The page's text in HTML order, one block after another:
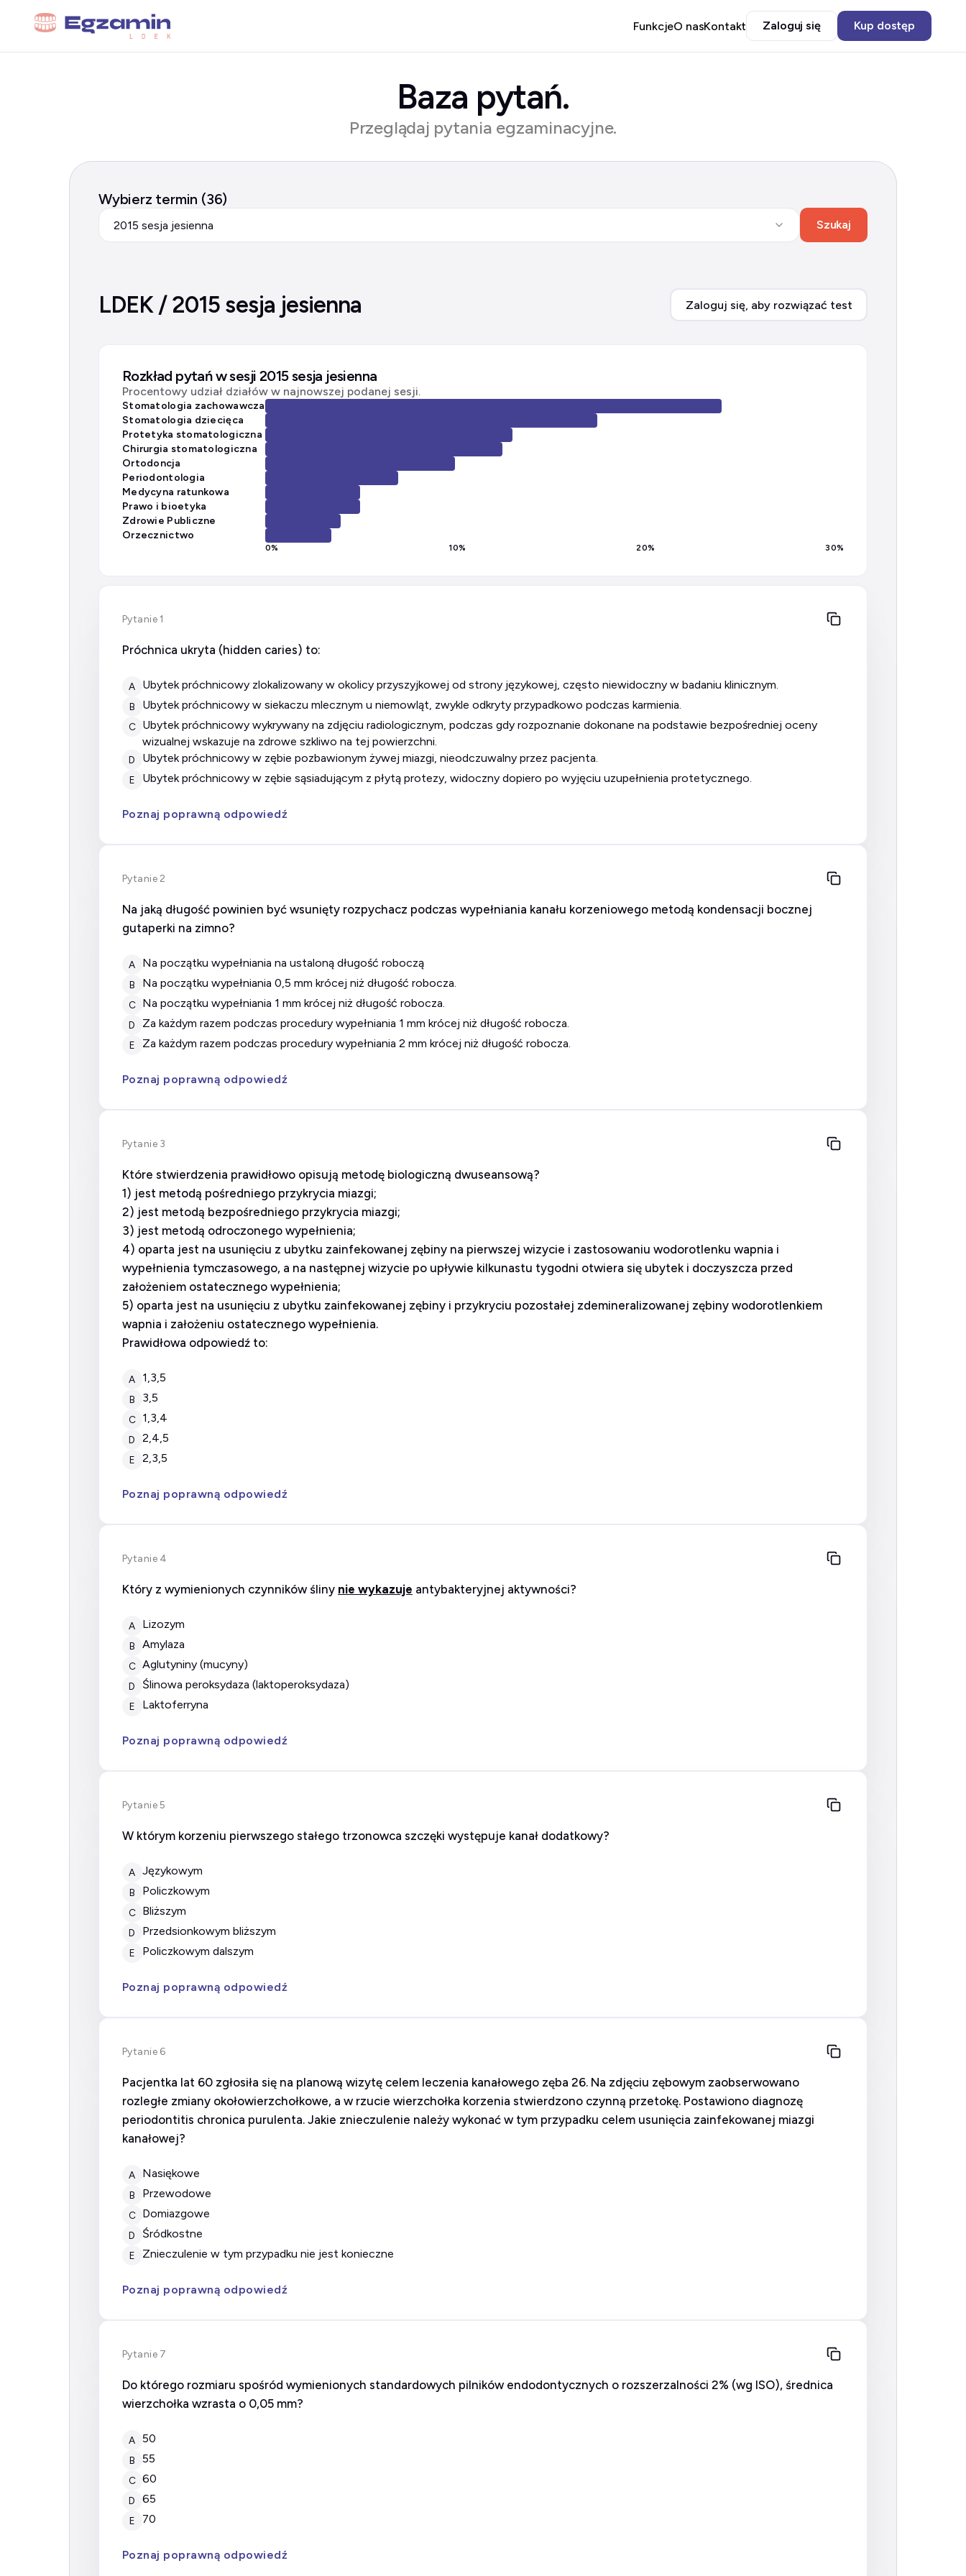
FunkcjeO nasKontakt Zaloguj się Kup dostęp
Baza pytań.
Przeglądaj pytania egzaminacyjne.
Wybierz termin (36)
2015 sesja jesienna Szukaj
LDEK / 2015 sesja jesienna Zaloguj się, aby rozwiązać test
Rozkład pytań w sesji 2015 sesja jesienna
Procentowy udział działów w najnowszej podanej sesji.
Stomatologia zachowawcza
Stomatologia dziecięca
Protetyka stomatologiczna
Chirurgia stomatologiczna
Ortodoncja
Periodontologia
Medycyna ratunkowa
Prawo i bioetyka
Zdrowie Publiczne
Orzecznictwo
0% 10% 20% 30%
Pytanie 1
Próchnica ukryta (hidden caries) to:
A ubytek próchnicowy zlokalizowany w okolicy przyszyjkowej od strony językowej, często niewidoczny w badaniu klinicznym.
B ubytek próchnicowy w siekaczu mlecznym u niemowląt, zwykle odkryty przypadkowo podczas karmienia.
C
ubytek próchnicowy wykrywany na zdjęciu radiologicznym, podczas gdy rozpoznanie dokonane na podstawie bezpośredniej oceny
wizualnej wskazuje na zdrowe szkliwo na tej powierzchni.
D ubytek próchnicowy w zębie pozbawionym żywej miazgi, nieodczuwalny przez pacjenta.
E ubytek próchnicowy w zębie sąsiadującym z płytą protezy, widoczny dopiero po wyjęciu uzupełnienia protetycznego.
Poznaj poprawną odpowiedź
Pytanie 2
Na jaką długość powinien być wsunięty rozpychacz podczas wypełniania kanału korzeniowego metodą kondensacji bocznej
gutaperki na zimno?
A na początku wypełniania na ustaloną długość roboczą
B na początku wypełniania 0,5 mm krócej niż długość robocza.
C na początku wypełniania 1 mm krócej niż długość robocza.
D za każdym razem podczas procedury wypełniania 1 mm krócej niż długość robocza.
E za każdym razem podczas procedury wypełniania 2 mm krócej niż długość robocza.
Poznaj poprawną odpowiedź
Pytanie 3
Które stwierdzenia prawidłowo opisują metodę biologiczną dwuseansową?
1) jest metodą pośredniego przykrycia miazgi;
2) jest metodą bezpośredniego przykrycia miazgi;
3) jest metodą odroczonego wypełnienia;
4) oparta jest na usunięciu z ubytku zainfekowanej zębiny na pierwszej wizycie i zastosowaniu wodorotlenku wapnia i
wypełnienia tymczasowego, a na następnej wizycie po upływie kilkunastu tygodni otwiera się ubytek i doczyszcza przed
założeniem ostatecznego wypełnienia;
5) oparta jest na usunięciu z ubytku zainfekowanej zębiny i przykryciu pozostałej zdemineralizowanej zębiny wodorotlenkiem
wapnia i założeniu ostatecznego wypełnienia.
Prawidłowa odpowiedź to:
A 1,3,5
B 3,5
C 1,3,4
D 2,4,5
E 2,3,5
Poznaj poprawną odpowiedź
Pytanie 4
Który z wymienionych czynników śliny nie wykazuje antybakteryjnej aktywności?
A lizozym
B amylaza
C aglutyniny (mucyny)
D ślinowa peroksydaza (laktoperoksydaza)
E laktoferryna
Poznaj poprawną odpowiedź
Pytanie 5
W którym korzeniu pierwszego stałego trzonowca szczęki występuje kanał dodatkowy?
A językowym
B policzkowym
C bliższym
D przedsionkowym bliższym
E policzkowym dalszym
Poznaj poprawną odpowiedź
Pytanie 6
Pacjentka lat 60 zgłosiła się na planową wizytę celem leczenia kanałowego zęba 26. Na zdjęciu zębowym zaobserwowano
rozległe zmiany okołowierzchołkowe, a w rzucie wierzchołka korzenia stwierdzono czynną przetokę. Postawiono diagnozę
periodontitis chronica purulenta. Jakie znieczulenie należy wykonać w tym przypadku celem usunięcia zainfekowanej miazgi
kanałowej?
A nasiękowe
B przewodowe
C domiazgowe
D śródkostne
E znieczulenie w tym przypadku nie jest konieczne
Poznaj poprawną odpowiedź
Pytanie 7
Do którego rozmiaru spośród wymienionych standardowych pilników endodontycznych o rozszerzalności 2% (wg ISO), średnica
wierzchołka wzrasta o 0,05 mm?
A 50
B 55
C 60
D 65
E 70
Poznaj poprawną odpowiedź